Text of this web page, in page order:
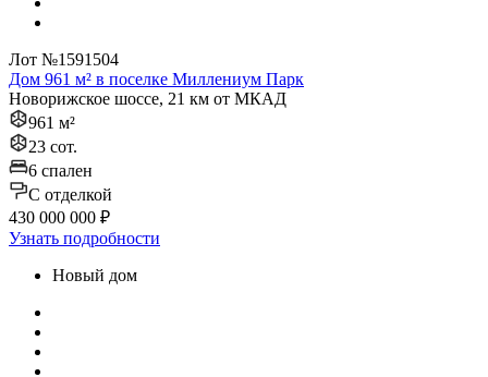
Лот №1591504
Дом 961 м² в поселке Миллениум Парк
Новорижское шоссе, 21 км от МКАД
961 м²
23 сот.
6 спален
C отделкой
430 000 000 ₽
Узнать подробности
Новый дом